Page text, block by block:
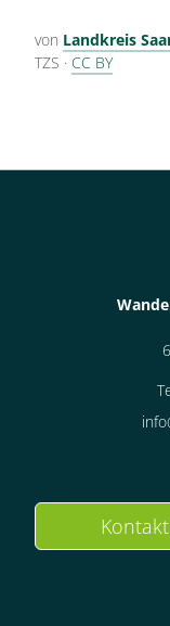
von Landkreis
TZS · CC BY
Kontakt